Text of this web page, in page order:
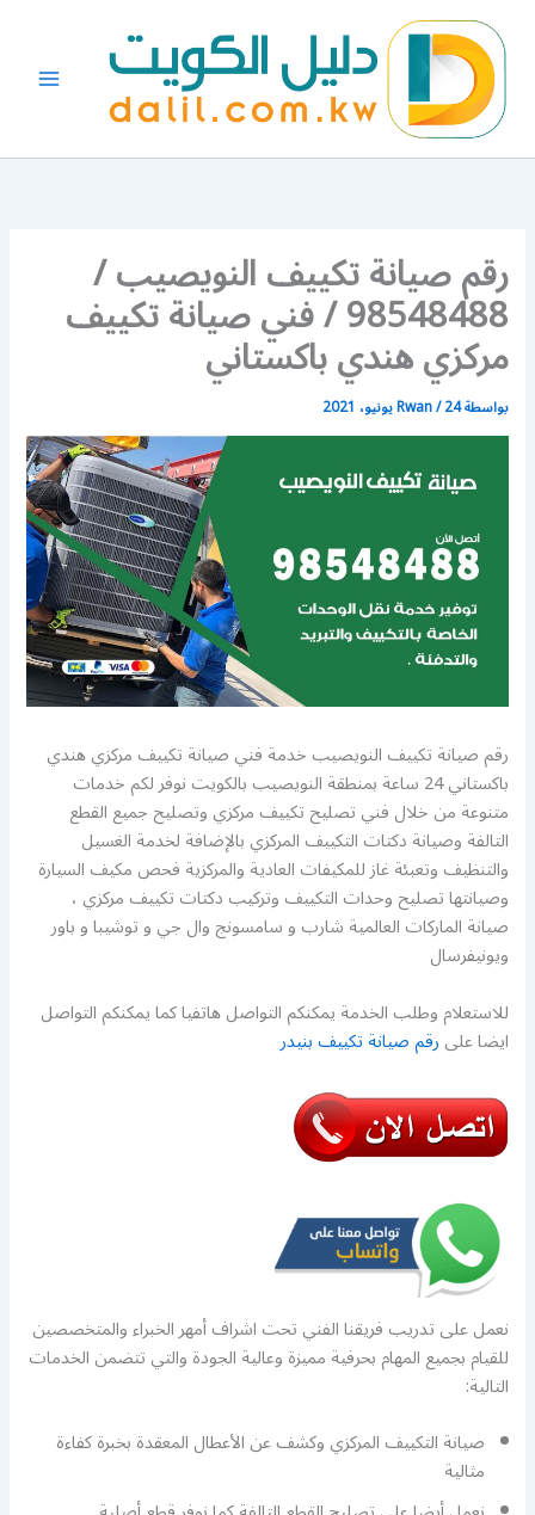
المحتوى
رقم صيانة تكييف النويصيب /
98548488 / فني صيانة تكييف
مركزي هندي باكستاني
بواسطة Rwan/24 يونيو، 2021
رقم صيانة تكييف النويصيب خدمة فني صيانة تكييف مركزي هندي
باكستاني 24 ساعة بمنطقة النويصيب بالكويت نوفر لكم خدمات
متنوعة من خلال فني تصليح تكييف مركزي وتصليح جميع القطع
التالفة وصيانة دكتات التكييف المركزي بالإضافة لخدمة الغسيل
والتنظيف وتعبئة غاز للمكيفات العادية والمركزية فحص مكيف السيارة
وصيانتها تصليح وحدات التكييف وتركيب دكتات تكييف مركزي ،
صيانة الماركات العالمية شارب و سامسونج وال جي و توشيبا و باور
ويونيفرسال
للاستعلام وطلب الخدمة يمكنكم التواصل هاتفيا كما يمكنكم التواصل
ايضا علىرقم صيانة تكييف بنيدر
نعمل على تدريب فريقنا الفني تحت اشراف أمهر الخبراء والمتخصصين
للقيام بجميع المهام بحرفية مميزة وعالية الجودة والتي تتضمن الخدمات
التالية:
صيانة التكييف المركزي وكشف عن الأعطال المعقدة بخبرة كفاءة
مثالية